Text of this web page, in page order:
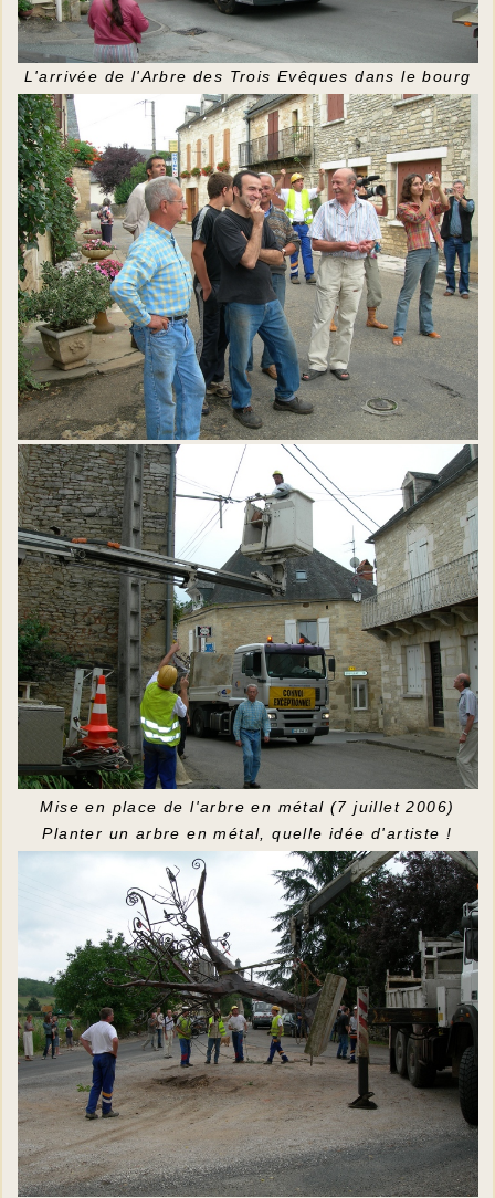
L'arrivée de l'Arbre des Trois Evêques dans le bourg
Mise en place de l'arbre en métal (7 juillet 2006)
Planter un arbre en métal, quelle idée d'artiste !